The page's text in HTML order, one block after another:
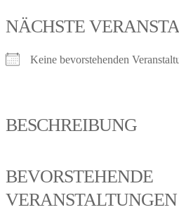
NÄCHSTE
Keine bevorstehenden
BESCHREIBUNG
BEVORSTEHENDE
VERANSTALTUNGEN